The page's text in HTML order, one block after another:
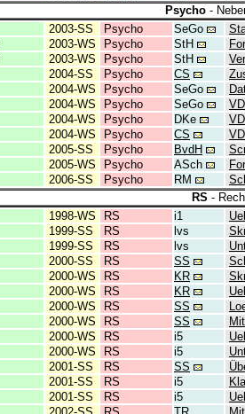
Psycho -
2003-SS Psycho SeGo
2003-WS Psycho StH
2003-WS Psycho StH
2004-SS Psycho CS
2004-WS Psycho SeGo
2004-WS Psycho SeGo
2004-WS Psycho DKe
2004-WS Psycho CS
2005-SS Psycho BvdH
2005-WS Psycho ASch
2006-SS Psycho RM
RS -
1998-WS RS i1
1999-SS RS lvs
1999-SS RS lvs
2000-SS RS SS
2000-WS RS KR
2000-WS RS KR
2000-WS RS SS
2000-WS RS SS
2000-WS RS i5
2000-WS RS i5
2001-SS RS SS
2001-SS RS i5
2001-SS RS i5